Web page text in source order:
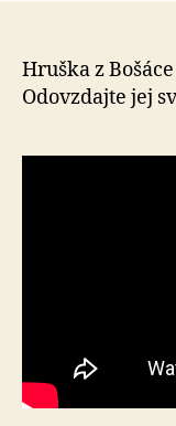
Hruška z
Odovzdajte jej